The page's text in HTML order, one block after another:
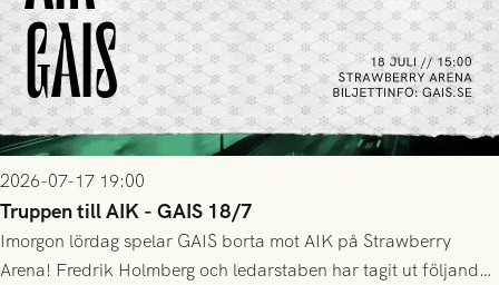
2026-07-17 19:00
Truppen till AIK - GAIS 18/7
Imorgon lördag spelar GAIS borta mot AIK på Strawberry
Arena! Fredrik Holmberg och ledarstaben har tagit ut följande